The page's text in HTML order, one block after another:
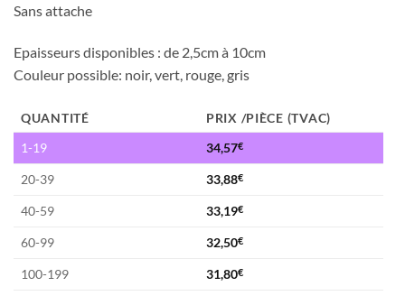
Sans attache
Epaisseurs disponibles : de 2,5cm à 10cm
Couleur possible: noir, vert, rouge, gris
QUANTITÉ
PRIX /PIÈCE (TVAC)
1-19
34,57€
20-39 33,88€
40-59 33,19€
60-99 32,50€
100-199 31,80€